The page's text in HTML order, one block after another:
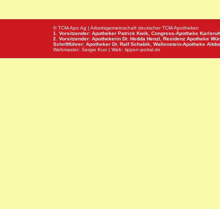
© TCM-Apo Ag | Arbeitsgemeinschaft deutscher TCM-Apotheken
1. Vorsitzender: Apotheker Patrick Kwik, Congress-Apotheke
2. Vorsitzender: Apothekerin Dr. Hedda Henzl, Residenz Apotheke
Schriftführer: Apotheker Dr. Ralf Schabik, Wallenstein-Apotheke
Webmaster: Sergio Kuo | Web: tippen-portal.de